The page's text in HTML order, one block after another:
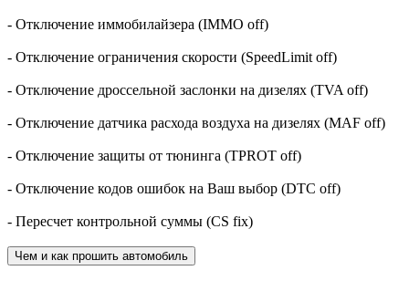
- Отключение иммобилайзера (IMMO off)
- Отключение ограничения скорости (SpeedLimit off)
- Отключение дроссельной заслонки на дизелях (TVA off)
- Отключение датчика расхода воздуха на дизелях (MAF off)
- Отключение защиты от тюнинга (TPROT off)
- Отключение кодов ошибок на Ваш выбор (DTC off)
- Пересчет контрольной суммы (CS fix)
Чем и как прошить автомобиль